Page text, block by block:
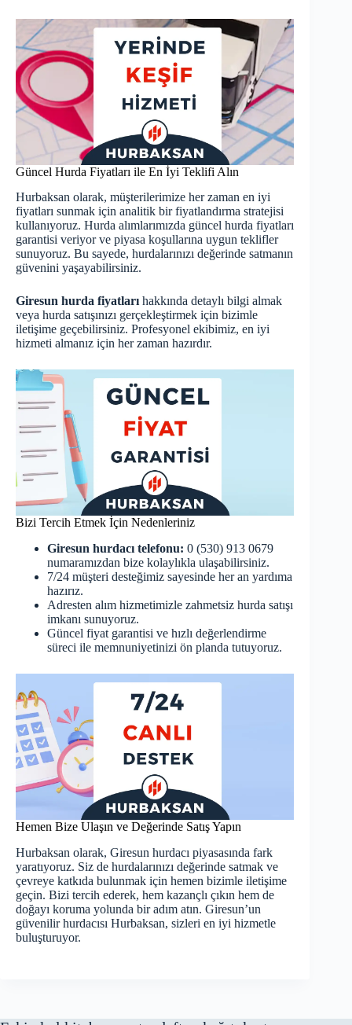
Güncel Hurda Fiyatları ile En İyi Teklifi Alın
Hurbaksan olarak, müşterilerimize her zaman en iyi
fiyatları sunmak için analitik bir fiyatlandırma stratejisi
kullanıyoruz. Hurda alımlarımızda güncel hurda fiyatları
garantisi veriyor ve piyasa koşullarına uygun teklifler
sunuyoruz. Bu sayede, hurdalarınızı değerinde satmanın
güvenini yaşayabilirsiniz.
Giresun hurda fiyatları hakkında detaylı bilgi almak
veya hurda satışınızı gerçekleştirmek için bizimle
iletişime geçebilirsiniz. Profesyonel ekibimiz, en iyi
hizmeti almanız için her zaman hazırdır.
Bizi Tercih Etmek İçin Nedenleriniz
Giresun hurdacı telefonu: 0 (530) 913 0679
numaramızdan bize kolaylıkla ulaşabilirsiniz.
7/24 müşteri desteğimiz sayesinde her an yardıma
hazırız.
Adresten alım hizmetimizle zahmetsiz hurda satışı
imkanı sunuyoruz.
Güncel fiyat garantisi ve hızlı değerlendirme
süreci ile memnuniyetinizi ön planda tutuyoruz.
Hemen Bize Ulaşın ve Değerinde Satış Yapın
Hurbaksan olarak, Giresun hurdacı piyasasında fark
yaratıyoruz. Siz de hurdalarınızı değerinde satmak ve
çevreye katkıda bulunmak için hemen bizimle iletişime
geçin. Bizi tercih ederek, hem kazançlı çıkın hem de
doğayı koruma yolunda bir adım atın. Giresun’un
güvenilir hurdacısı Hurbaksan, sizleri en iyi hizmetle
buluşturuyor.